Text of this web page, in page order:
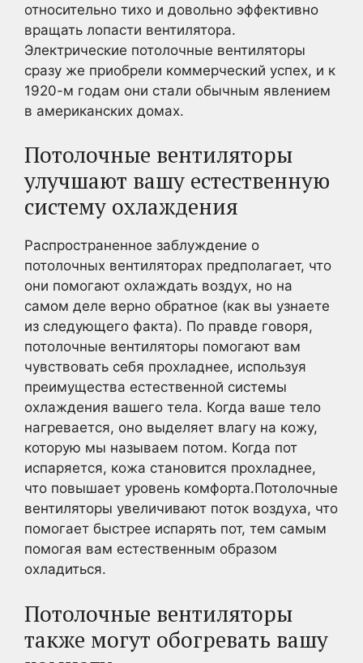
относительно тихо и довольно эффективно
вращать лопасти вентилятора.
Электрические потолочные вентиляторы
сразу же приобрели коммерческий успех, и к
1920-м годам они стали обычным явлением
в американских домах.
Потолочные вентиляторы
улучшают вашу естественную
систему охлаждения
Распространенное заблуждение о
потолочных вентиляторах предполагает, что
они помогают охлаждать воздух, но на
самом деле верно обратное (как вы узнаете
из следующего факта). По правде говоря,
потолочные вентиляторы помогают вам
чувствовать себя прохладнее, используя
преимущества естественной системы
охлаждения вашего тела. Когда ваше тело
нагревается, оно выделяет влагу на кожу,
которую мы называем потом. Когда пот
испаряется, кожа становится прохладнее,
что повышает уровень комфорта.Потолочные
вентиляторы увеличивают поток воздуха, что
помогает быстрее испарять пот, тем самым
помогая вам естественным образом
охладиться.
Потолочные вентиляторы
также могут обогревать вашу